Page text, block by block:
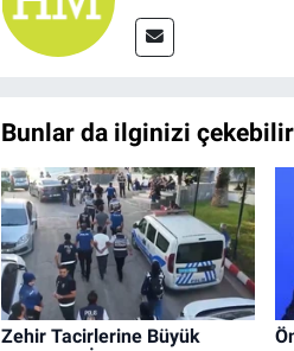
Bunlar da ilginizi çekebilir
Zehir Tacirlerine Büyük